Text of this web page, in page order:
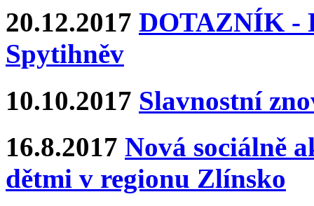
20.12.2017 DOTAZNÍK -
Spytihněv
10.10.2017 Slavnostní
16.8.2017 Nová sociálně
dětmi v regionu Zlínsko